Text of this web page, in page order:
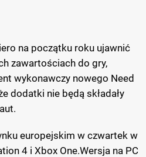
na początku roku ujawnić
zawartościach do gry,
wykonawczy nowego Need
dodatki nie będą składały
europejskim w czwartek w
4 i Xbox One.Wersja na PC